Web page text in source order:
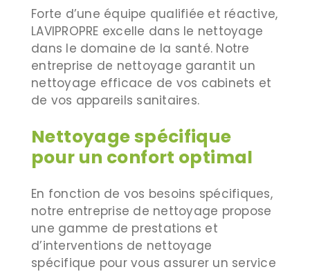
Forte d’une équipe qualifiée et réactive,
LAVIPROPRE excelle dans le nettoyage
dans le domaine de la santé. Notre
entreprise de nettoyage garantit un
nettoyage efficace de vos cabinets et
de vos appareils sanitaires.
Nettoyage spécifique
pour un confort optimal
En fonction de vos besoins spécifiques,
notre entreprise de nettoyage propose
une gamme de prestations et
d’interventions de nettoyage
spécifique pour vous assurer un service